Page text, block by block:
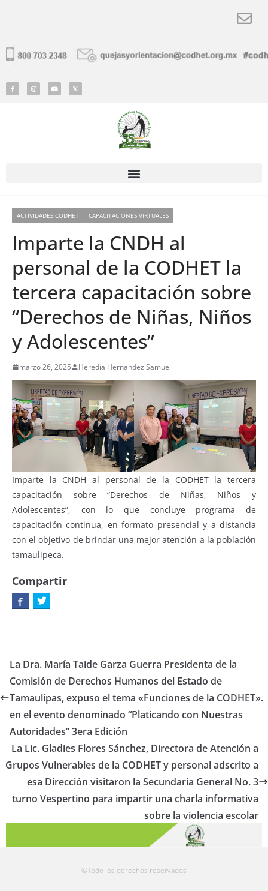
ACTIVIDADES CODHET CAPACITACIONES VIRTUALES
Imparte la CNDH al
personal de la CODHET la
tercera capacitación sobre
“Derechos de Niñas, Niños
y Adolescentes”
marzo 26, 2025 Heredia Hernandez Samuel
Imparte la CNDH al personal de la CODHET la tercera
capacitación sobre “Derechos de Niñas, Niños y
Adolescentes”, con lo que concluye programa de
capacitación continua, en formato presencial y a distancia
con el objetivo de brindar una mejor atención a la población
tamaulipeca.
Compartir
La Dra. María Taide Garza Guerra Presidenta de la
Comisión de Derechos Humanos del Estado de
Tamaulipas, expuso el tema «Funciones de la CODHET».
en el evento denominado “Platicando con Nuestras
Autoridades” 3era Edición
La Lic. Gladies Flores Sánchez, Directora de Atención a
Grupos Vulnerables de la CODHET y personal adscrito a
esa Dirección visitaron la Secundaria General No. 3
turno Vespertino para impartir una charla informativa
sobre la violencia escolar
©Todo los derechos reservados